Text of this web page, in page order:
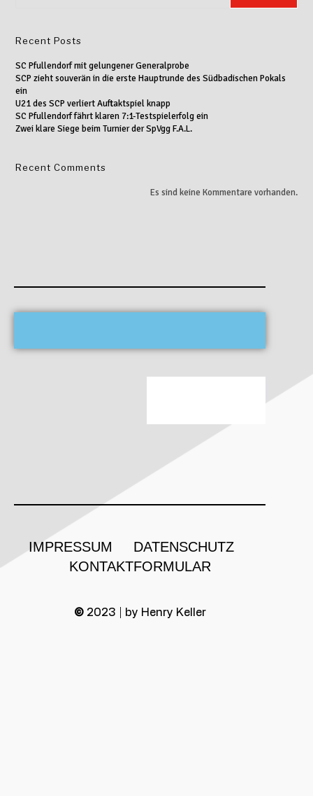
Recent Posts
SC Pfullendorf mit gelungener Generalprobe
SCP zieht souverän in die erste Hauptrunde des Südbadischen Pokals
ein
U21 des SCP verliert Auftaktspiel knapp
SC Pfullendorf fährt klaren 7:1-Testspielerfolg ein
Zwei klare Siege beim Turnier der SpVgg F.A.L.
Recent Comments
Es sind keine Kommentare vorhanden.
IMPRESSUM
DATENSCHUTZ
KONTAKTFORMULAR
©2023 | by Henry Keller